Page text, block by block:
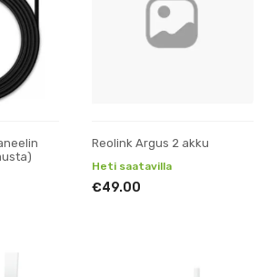
Reolink Argus 2 akku
Heti saatavilla
€49.00